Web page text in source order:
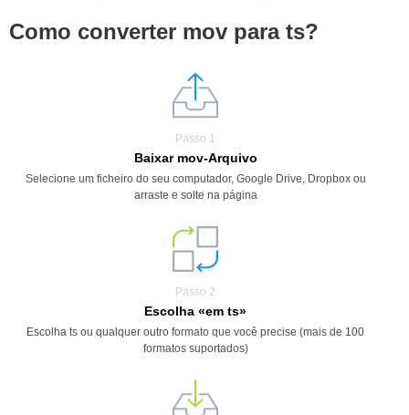
Como converter mov para ts?
Passo 1
Baixar mov-Arquivo
Selecione um ficheiro do seu computador, Google Drive, Dropbox ou
arraste e solte na página
Passo 2
Escolha «em ts»
Escolha ts ou qualquer outro formato que você precise (mais de 100
formatos suportados)